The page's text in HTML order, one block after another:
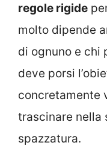
regole rigide
molto dipende
di ognuno e chi
deve porsi
concretamente
trascinare nella
spazzatura.